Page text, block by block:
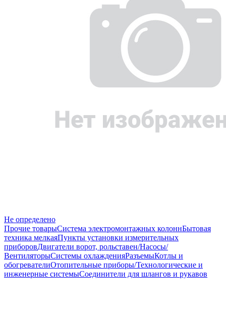
Не определено
Прочие товарыСистема электромонтажных колоннБытовая
техника мелкаяПункты установки измерительных
приборовДвигатели ворот, рольставен/Насосы/
ВентиляторыСистемы охлажденияРазъемыКотлы и
обогревателиОтопительные приборы/Технологические и
инженерные системыСоединители для шлангов и рукавов